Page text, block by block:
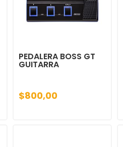
PEDALERA BOSS GT
GUITARRA
$800,00